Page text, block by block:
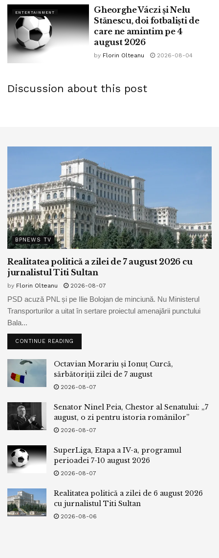
se pe locul patru în topul celor mai urmărite finaluri de
show tv, dupăM.A.S.H, Cheers și Seinfeld.
În ultimul sezon, serialul a avut încasări record, fapt ce a
permis ca fiecare dintre cei șase protagoniști să fie plătit cu
Tags: aniversare bpnews friends lego
ENTERTAINMENT
Gheorghe Váczi și Nelu
Stănescu, doi fotbaliști de
care ne amintim pe 4
august 2026
by Florin Olteanu 2026-08-04
Discussion about this post
BPNEWS TV
Realitatea politică a zilei de 7 august 2026 cu
jurnalistul Titi Sultan
by Florin Olteanu 2026-08-07
PSD acuză PNL și pe Ilie Bolojan de minciună. Nu Ministerul
Transporturilor a uitat în sertare proiectul amenajării punctului
Bala...
CONTINUE READING
Octavian Morariu și Ionuț Curcă,
sărbătoriții zilei de 7 august
2026-08-07
Senator Ninel Peia, Chestor al Senatului: „7
august, o zi pentru istoria românilor”
2026-08-07
SuperLiga, Etapa a IV-a, programul
perioadei 7-10 august 2026
2026-08-07
Realitatea politică a zilei de 6 august 2026
cu jurnalistul Titi Sultan
2026-08-06